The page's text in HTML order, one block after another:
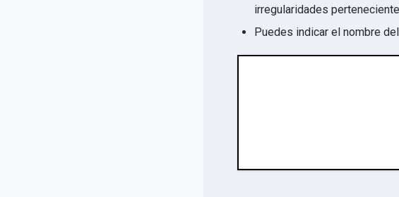
Puedes indicar el nombre